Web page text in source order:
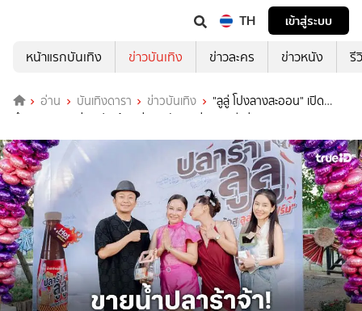
TH
เข้าสู่ระบบ
หน้าแรกบันเทิง
ข่าวบันเทิง ข่าวละคร ข่าวหนัง รี
อ่าน บันเทิงดารา ข่าวบันเทิง
"ลูลู่ โปงลางสะออน" เปิด
ตำนานความแซ่บ "ปลาร้า ลูลู่" คนบันเทิงร่วมยินดีแน่น!